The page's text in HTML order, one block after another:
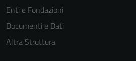
Enti e Fondazioni
Documenti e Dati
Altra Struttura